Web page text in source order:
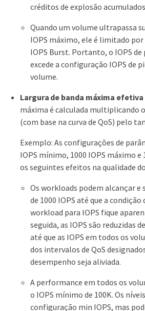
créditos de explosão
Quando um volume ultrapassa
IOPS máximo, ele é limitado
IOPS Burst. Portanto, o IOPS
excede a configuração IOPS de
volume.
Largura de banda máxima efetiva
máxima é calculada multiplicando
(com base na curva de QoS) pelo
Exemplo: As configurações de
IOPS mínimo, 1000 IOPS máximo
os seguintes efeitos na qualidade
Os workloads podem alcançar
de 1000 IOPS até que a
workload para IOPS fique
seguida, as IOPS são reduzidas
até que as IOPS em todos os
dos intervalos de QoS
desempenho seja aliviada.
A performance em todos os
o IOPS mínimo de 100K. Os
configuração min IOPS, mas